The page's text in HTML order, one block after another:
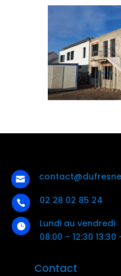

 02 28 02 85 24

Lundi au vendredi
08:00 – 12:30 13:30
Contact